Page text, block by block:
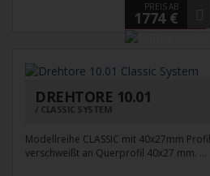
PREIS AB
1774 €
DREHTORE 10.01
CLASSIC SYSTEM
Modellreihe CLASSIC mit 40x27mm
verschweißt an Querprofil 40x27 mm. ...